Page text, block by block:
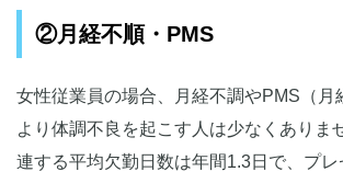
②月経不順・PMS
女性従業員の場合、月経不調やPMS（月
より体調不良を起こす人は少なくありま
連する平均欠勤日数は年間1.3日で、プ